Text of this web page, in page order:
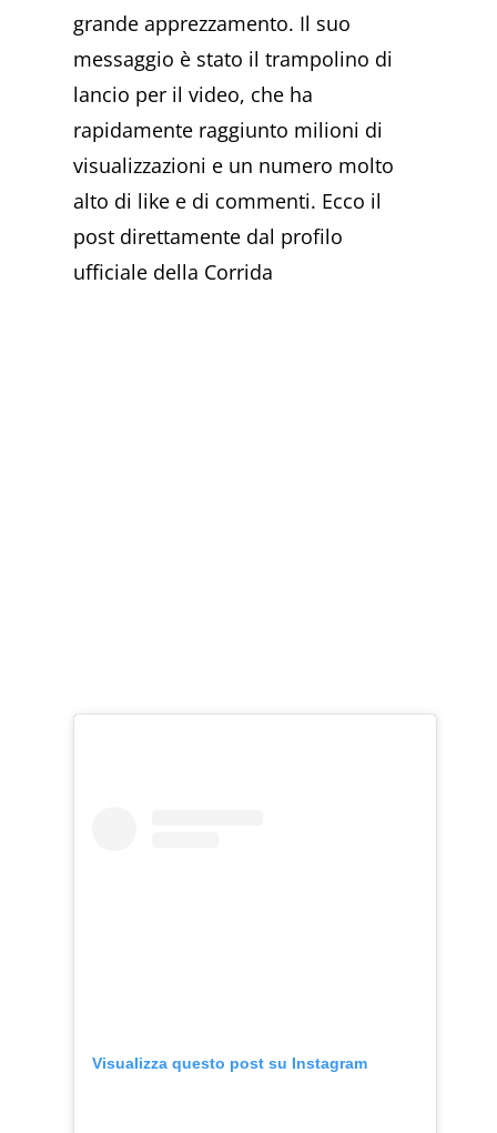
grande apprezzamento. Il suo
messaggio è stato il trampolino di
lancio per il video, che ha
rapidamente raggiunto milioni di
visualizzazioni e un numero molto
alto di like e di commenti. Ecco il
post direttamente dal profilo
ufficiale della Corrida
Visualizza questo post su Instagram